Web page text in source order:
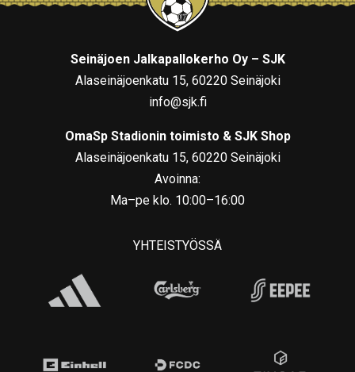
Seinäjoen Jalkapallokerho Oy – SJK
Alaseinäjoenkatu 15, 60220 Seinäjoki
info@sjk.fi
OmaSp Stadionin toimisto & SJK Shop
Alaseinäjoenkatu 15, 60220 Seinäjoki
Avoinna:
Ma–pe klo. 10:00–16:00
YHTEISTYÖSSÄ